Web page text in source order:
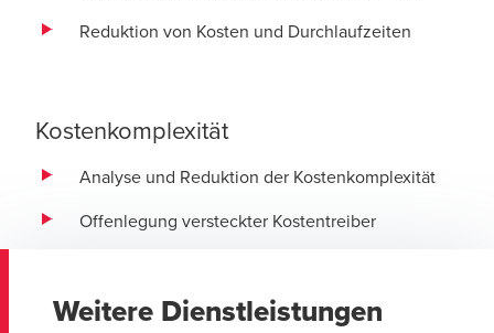
Reduktion von Kosten und Durchlaufzeiten
Kostenkomplexität
Analyse und Reduktion der Kostenkomplexität
Offenlegung versteckter Kostentreiber
Weitere Dienstleistungen